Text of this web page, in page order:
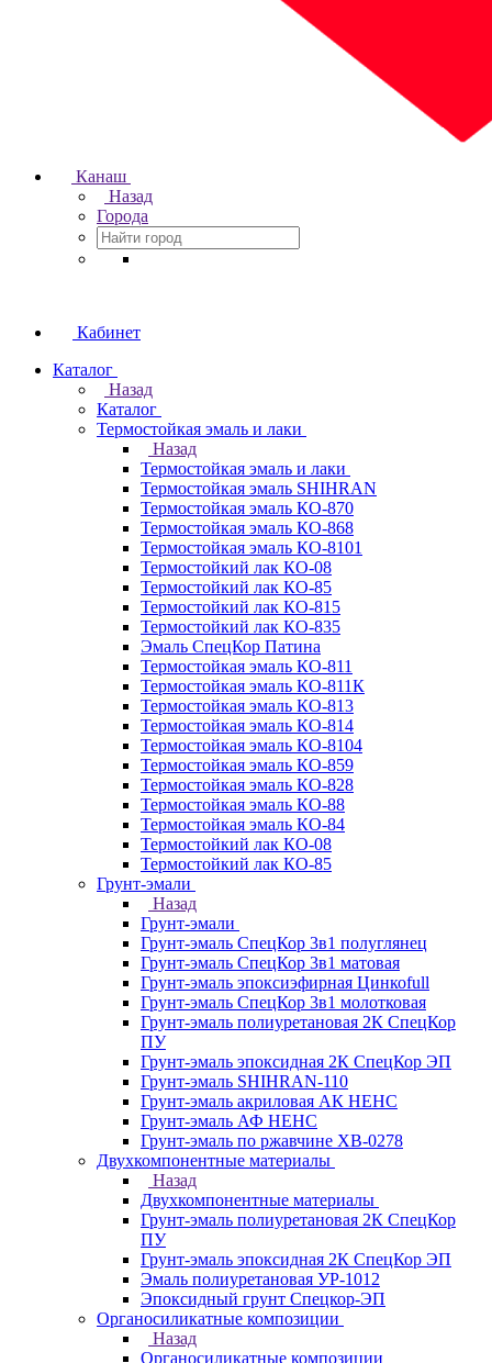
Канаш
Назад
Города
Кабинет
Каталог
Назад
Каталог
Термостойкая эмаль и лаки
Назад
Термостойкая эмаль и лаки
Термостойкая эмаль SHIHRAN
Термостойкая эмаль КО-870
Термостойкая эмаль КО-868
Термостойкая эмаль КО-8101
Термостойкий лак КО-08
Термостойкий лак КО-85
Термостойкий лак КО-815
Термостойкий лак КО-835
Эмаль СпецКор Патина
Термостойкая эмаль КО-811
Термостойкая эмаль КО-811К
Термостойкая эмаль КО-813
Термостойкая эмаль КО-814
Термостойкая эмаль КО-8104
Термостойкая эмаль КО-859
Термостойкая эмаль КО-828
Термостойкая эмаль КО-88
Термостойкая эмаль КО-84
Термостойкий лак КО-08
Термостойкий лак КО-85
Грунт-эмали
Назад
Грунт-эмали
Грунт-эмаль СпецКор 3в1 полуглянец
Грунт-эмаль СпецКор 3в1 матовая
Грунт-эмаль эпоксиэфирная Цинкоfull
Грунт-эмаль СпецКор 3в1 молотковая
Грунт-эмаль полиуретановая 2К СпецКор
ПУ
Грунт-эмаль эпоксидная 2К СпецКор ЭП
Грунт-эмаль SHIHRAN-110
Грунт-эмаль акриловая АК НЕНС
Грунт-эмаль АФ НЕНС
Грунт-эмаль по ржавчине ХВ-0278
Двухкомпонентные материалы
Назад
Двухкомпонентные материалы
Грунт-эмаль полиуретановая 2К СпецКор
ПУ
Грунт-эмаль эпоксидная 2К СпецКор ЭП
Эмаль полиуретановая УР-1012
Эпоксидный грунт Спецкор-ЭП
Органосиликатные композиции
Назад
Органосиликатные композиции